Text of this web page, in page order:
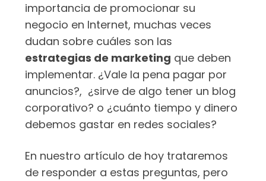
importancia de promocionar su
negocio en Internet, muchas veces
dudan sobre cuáles son las
estrategias de marketing que deben
implementar. ¿Vale la pena pagar por
anuncios?, ¿sirve de algo tener un blog
corporativo? o ¿cuánto tiempo y dinero
debemos gastar en redes sociales?
En nuestro artículo de hoy trataremos
de responder a estas preguntas, pero